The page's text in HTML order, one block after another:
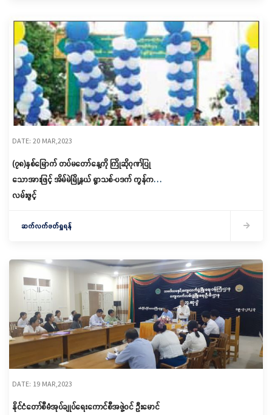
DATE: 20 MAR,2023
(၇၈)နှစ်မြောက် တပ်မတော်နေ့ကို ကြိုဆိုဂုဏ်ပြု
သောအားဖြင့် အိမ်မဲမြို့နယ် ရွာသစ်-ပဒက် ကွန်ကရစ်
လမ်းဖွင့်
ဆက်လက်ဖတ်ရှုရန်
DATE: 19 MAR,2023
နိုင်ငံတော်စီမံအုပ်ချုပ်ရေးကောင်စီအဖွဲ့ဝင် ဦးမောင်